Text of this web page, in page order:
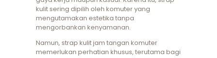
kulit sering dipilih oleh komuter yang
mengutamakan estetika tanpa
mengorbankan kenyamanan.
Namun, strap kulit jam tangan komuter
memerlukan perhatian khusus, terutama bagi